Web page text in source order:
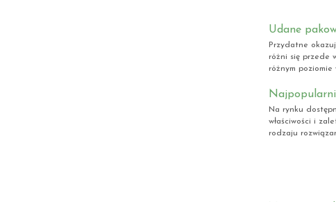
Udane
Przydatne
różni się przede
różnym poziomie
Na rynku
właściwości i
rodzaju